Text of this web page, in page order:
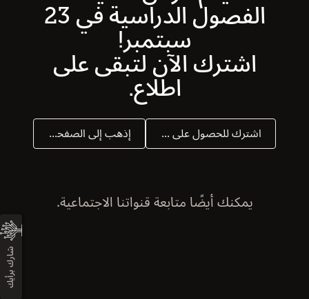
الفصول الدراسية في 23
سبتمبر!
اشترك الآن لتبقى على
اطلاع.
اشترك للحصول على التحديثات إذهب إلى الصفحة الرئيسة
يمكنك أيضًا متابعة قنواتنا الاجتماعية.
شارك برأيك